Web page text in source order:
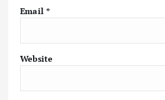
Email *
Website